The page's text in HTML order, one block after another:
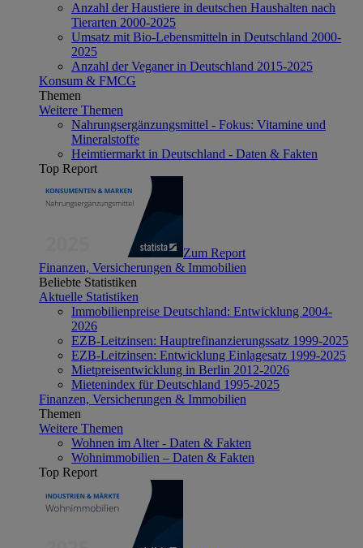
Anzahl der Haustiere in deutschen Haushalten nach
Tierarten 2000-2025
Umsatz mit Bio-Lebensmitteln in Deutschland 2000-
2025
Anzahl der Veganer in Deutschland 2015-2025
Konsum & FMCG
Themen
Weitere Themen
Nahrungsergänzungsmittel - Fokus: Vitamine und
Mineralstoffe
Heimtiermarkt in Deutschland - Daten & Fakten
Top Report
Zum Report
Finanzen, Versicherungen & Immobilien
Beliebte Statistiken
Aktuelle Statistiken
Immobilienpreise Deutschland: Entwicklung 2004-
2026
EZB-Leitzinsen: Hauptrefinanzierungssatz 1999-2025
EZB-Leitzinsen: Entwicklung Einlagesatz 1999-2025
Mietpreisentwicklung in Berlin 2012-2026
Mietenindex für Deutschland 1995-2025
Finanzen, Versicherungen & Immobilien
Themen
Weitere Themen
Wohnen im Alter - Daten & Fakten
Wohnimmobilien – Daten & Fakten
Top Report